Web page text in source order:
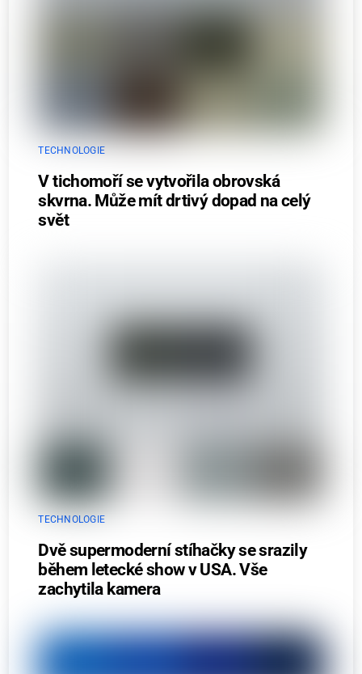
TECHNOLOGIE
V tichomoří se vytvořila obrovská
skvrna. Může mít drtivý dopad na celý
svět
TECHNOLOGIE
Dvě supermoderní stíhačky se srazily
během letecké show v USA. Vše
zachytila kamera